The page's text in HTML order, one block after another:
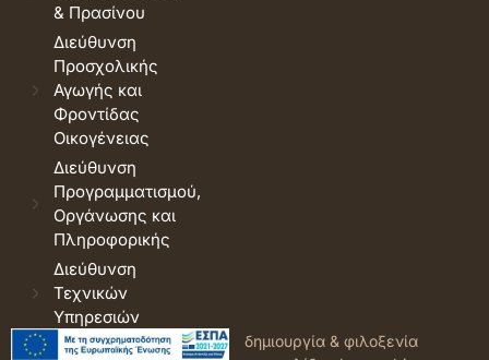
& Πρασίνου
Διεύθυνση
Προσχολικής
Αγωγής και
Φροντίδας
Οικογένειας
Διεύθυνση
Προγραμματισμού,
Οργάνωσης και
Πληροφορικής
Διεύθυνση
Τεχνικών
Υπηρεσιών
© 2026 Δήμος Δράμας. Όροι
δημιουργία & φιλοξενία